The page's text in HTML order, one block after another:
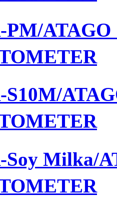
PM/
S10M/
Soy Milka/